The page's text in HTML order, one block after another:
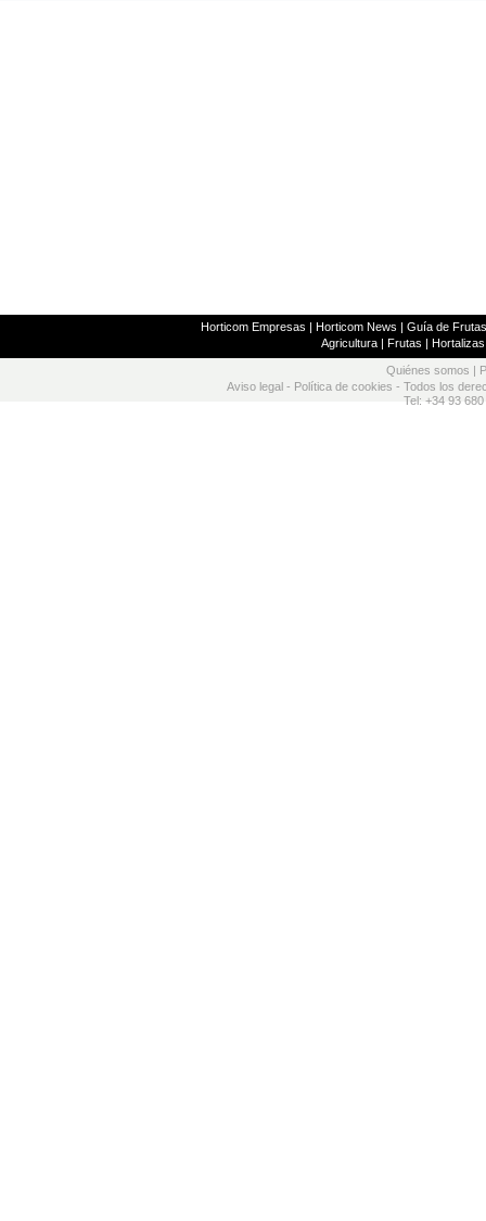
Horticom Empresas | Horticom News | Guía de
Agricultura| Frutas | Hortalizas
Quiénes somos
Aviso legal - Política de cookies - Todos los
Tel: +34 93